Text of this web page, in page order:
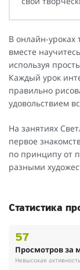
В онлайн-уроках
вместе
используя
Каждый урок
правильно
удовольствием
На занятиях
первое
по принципу от
разными
Статистика
57
Просмотров за
Невысокая